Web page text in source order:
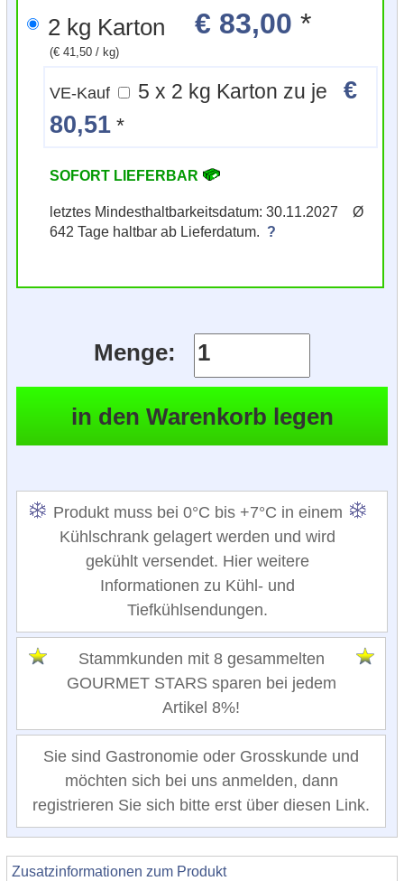
2 kg Karton € 83,00 *
(€ 41,50 / kg)
VE-Kauf 5 x 2 kg Karton zu je€
80,51 *
SOFORT LIEFERBAR
letztes Mindesthaltbarkeitsdatum: 30.11.2027 Ø
642 Tage haltbar ab Lieferdatum. ?
Menge:
Produkt muss bei 0°C bis +7°C in einem
Kühlschrank gelagert werden und wird
gekühlt versendet. Hier weitere
Informationen zu Kühl- und
Tiefkühlsendungen.
Stammkunden mit 8 gesammelten
GOURMET STARS sparen bei jedem
Artikel 8%!
Sie sind Gastronomie oder Grosskunde und
möchten sich bei uns anmelden, dann
registrieren Sie sich bitte erst über diesen Link.
Zusatzinformationen zum Produkt